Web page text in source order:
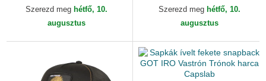
Capslab
Szerezd meg hétfő, 10.
augusztus
Szerezd meg hétfő, 10.
augusztus